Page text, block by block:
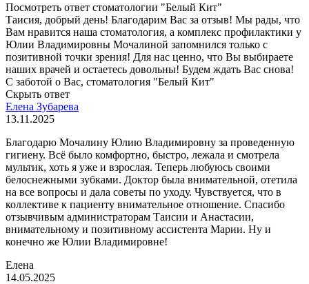
Посмотреть ответ стоматологии "Белый Кит"
Таисия, добрый день! Благодарим Вас за отзыв! Мы рады, что
Вам нравится наша стоматология, а комплекс профилактики у
Юлии Владимировны Мочалиной запомнился только с
позитивной точки зрения! Для нас ценно, что Вы выбираете
наших врачей и остаетесь довольны! Будем ждать Вас снова!
С заботой о Вас, стоматология "Белый Кит"
Скрыть ответ
Елена Зубарева
13.11.2025
Благодарю Мочалину Юлию Владимировну за проведенную
гигиену. Всё было комфортно, быстро, лежала и смотрела
мультик, хоть я уже и взрослая. Теперь любуюсь своими
белоснежными зубками. Доктор была внимательной, отетила
на все вопросы и дала советы по уходу. Чувствуется, что в
коллективе к пациенту внимательное отношение. Спасибо
отзывчивым администраторам Таисии и Анастасии,
внимательному и позитивному ассистента Марии. Ну и
конечно же Юлии Владимировне!
Елена
14.05.2025